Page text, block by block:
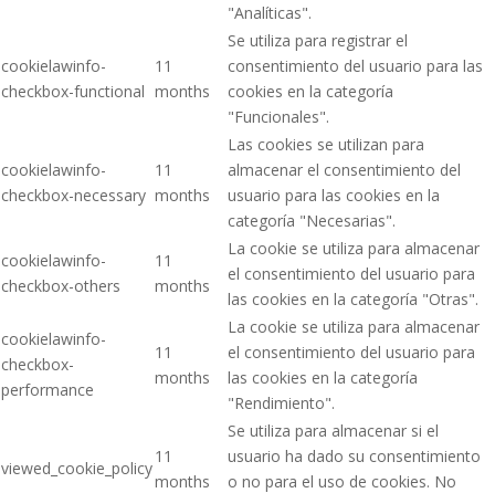
"Analíticas".
cookielawinfo-
checkbox-functional
11
months
Se utiliza para registrar el
consentimiento del usuario para las
cookies en la categoría
"Funcionales".
cookielawinfo-
checkbox-necessary
11
months
Las cookies se utilizan para
almacenar el consentimiento del
usuario para las cookies en la
categoría "Necesarias".
cookielawinfo-
checkbox-others
11
months
La cookie se utiliza para almacenar
el consentimiento del usuario para
las cookies en la categoría "Otras".
cookielawinfo-
checkbox-
performance
11
months
La cookie se utiliza para almacenar
el consentimiento del usuario para
las cookies en la categoría
"Rendimiento".
viewed_cookie_policy
11
months
Se utiliza para almacenar si el
usuario ha dado su consentimiento
o no para el uso de cookies. No